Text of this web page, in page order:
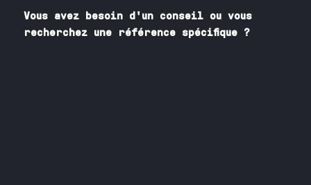
Vous avez besoin d'un conseil ou vous
recherchez une référence spécifique ?